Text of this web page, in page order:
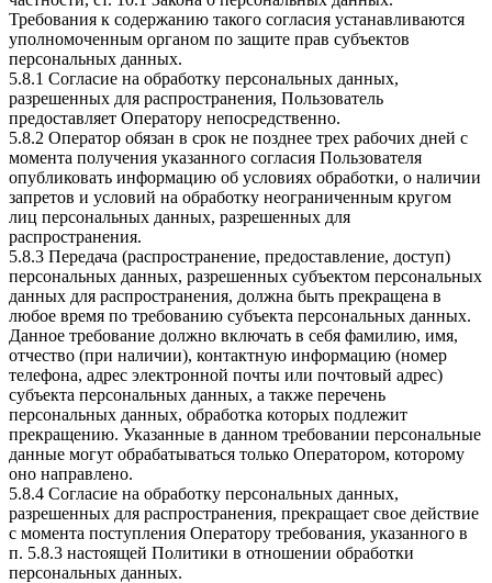
Требования к содержанию такого согласия устанавливаются
уполномоченным органом по защите прав субъектов
персональных данных.
5.8.1 Согласие на обработку персональных данных,
разрешенных для распространения, Пользователь
предоставляет Оператору непосредственно.
5.8.2 Оператор обязан в срок не позднее трех рабочих дней с
момента получения указанного согласия Пользователя
опубликовать информацию об условиях обработки, о наличии
запретов и условий на обработку неограниченным кругом
лиц персональных данных, разрешенных для
распространения.
5.8.3 Передача (распространение, предоставление, доступ)
персональных данных, разрешенных субъектом персональных
данных для распространения, должна быть прекращена в
любое время по требованию субъекта персональных данных.
Данное требование должно включать в себя фамилию, имя,
отчество (при наличии), контактную информацию (номер
телефона, адрес электронной почты или почтовый адрес)
субъекта персональных данных, а также перечень
персональных данных, обработка которых подлежит
прекращению. Указанные в данном требовании персональные
данные могут обрабатываться только Оператором, которому
оно направлено.
5.8.4 Согласие на обработку персональных данных,
разрешенных для распространения, прекращает свое действие
с момента поступления Оператору требования, указанного в
п. 5.8.3 настоящей Политики в отношении обработки
персональных данных.